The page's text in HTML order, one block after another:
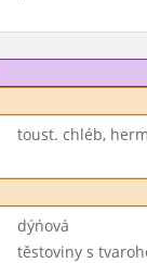
toust. chléb,
dýńová
těstoviny s